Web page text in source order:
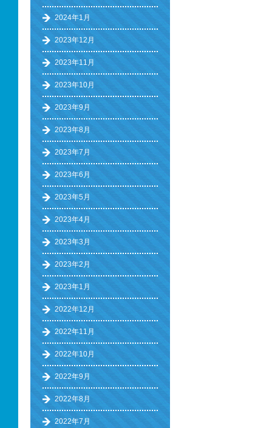
2024年1月
2023年12月
2023年11月
2023年10月
2023年9月
2023年8月
2023年7月
2023年6月
2023年5月
2023年4月
2023年3月
2023年2月
2023年1月
2022年12月
2022年11月
2022年10月
2022年9月
2022年8月
2022年7月